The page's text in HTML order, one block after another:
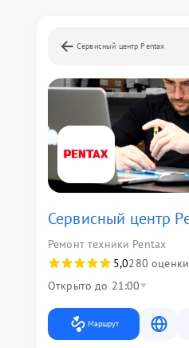
Сервисный центр Pentax
Сервисный центр
Ремонт техники Pentax
5,0280 оценки
Открыто до 21:00
Маршрут